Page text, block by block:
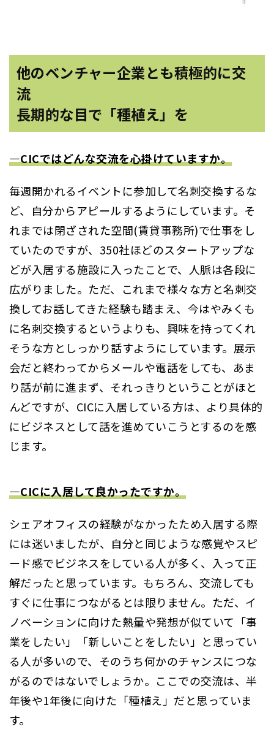
他のベンチャー企業とも積極的に交
流
長期的な目で「種植え」を
―CICではどんな交流を心掛けていますか。
毎週開かれるイベントに参加して名刺交換するな
ど、自分からアピールするようにしています。そ
れまでは閉ざされた空間(賃貸事務所)で仕事をし
ていたのですが、350社ほどのスタートアップな
どが入居する施設に入ったことで、人脈は各段に
広がりました。ただ、これまで様々な方と名刺交
換してお話してきた経験も踏まえ、今はやみくも
に名刺交換するというよりも、興味を持ってくれ
そうな方としっかり話すようにしています。展示
会だと終わってからメールや電話をしても、あま
り話が前に進まず、それっきりということがほと
んどですが、CICに入居している方は、より具体的
にビジネスとして話を進めていこうとするのを感
じます。
―CICに入居して良かったですか。
シェアオフィスの経験がなかったため入居する際
には迷いましたが、自分と同じような感覚やスピ
ード感でビジネスをしている人が多く、入って正
解だったと思っています。もちろん、交流しても
すぐに仕事につながるとは限りません。ただ、イ
ノベーションに向けた熱量や発想が似ていて「事
業をしたい」「新しいことをしたい」と思ってい
る人が多いので、そのうち何かのチャンスにつな
がるのではないでしょうか。ここでの交流は、半
年後や1年後に向けた「種植え」だと思っていま
す。